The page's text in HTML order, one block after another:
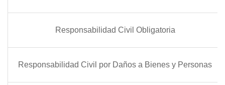
Responsabilidad Civil Obligatoria
Responsabilidad Civil por Daños a Bienes y Personas